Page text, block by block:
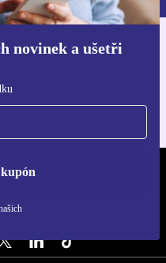
novinek a ušetři
refurbed
RETHINK NEW.